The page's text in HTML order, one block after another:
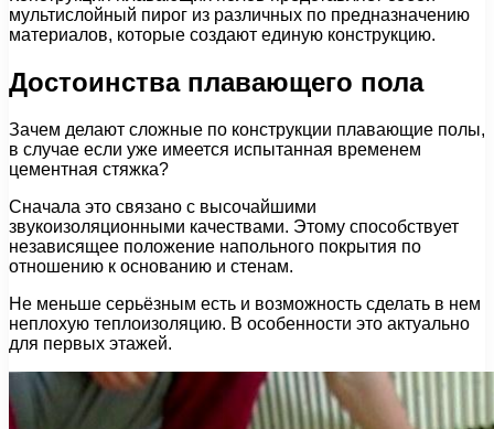
мультислойный пирог из различных по предназначению
материалов, которые создают единую конструкцию.
Достоинства плавающего пола
Зачем делают сложные по конструкции плавающие полы,
в случае если уже имеется испытанная временем
цементная стяжка?
Сначала это связано с высочайшими
звукоизоляционными качествами. Этому способствует
независящее положение напольного покрытия по
отношению к основанию и стенам.
Не меньше серьёзным есть и возможность сделать в нем
неплохую теплоизоляцию. В особенности это актуально
для первых этажей.